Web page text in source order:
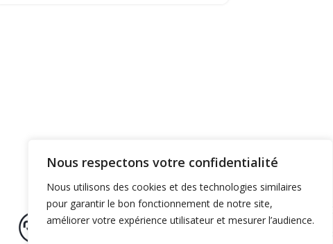
Nous respectons votre confidentialité
Nous utilisons des cookies et des technologies similaires
pour garantir le bon fonctionnement de notre site,
améliorer votre expérience utilisateur et mesurer l’audience.